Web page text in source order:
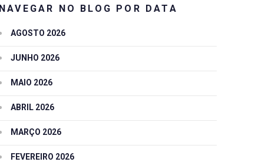
NAVEGAR NO BLOG POR DATA
AGOSTO 2026
JUNHO 2026
MAIO 2026
ABRIL 2026
MARÇO 2026
FEVEREIRO 2026